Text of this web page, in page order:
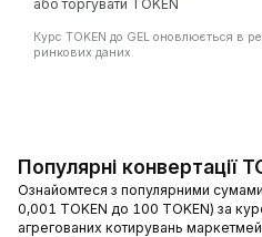
або торгувати TOKEN
Курс TOKEN до GEL оновлюється в
ринкових даних.
Популярні конвертації
Ознайомтеся з популярними сумами
0,001 TOKEN до 100 TOKEN) за
агрегованих котирувань